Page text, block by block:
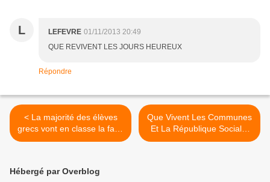
L LEFEVRE 01/11/2013 20:49
QUE REVIVENT LES JOURS HEUREUX
Répondre
< La majorité des élèves
grecs vont en classe la faim
au ventre : conséquence
européenne
Que Vivent Les Communes
Et La République Sociale,
Souveraine, Une Et
Hébergé par Overblog